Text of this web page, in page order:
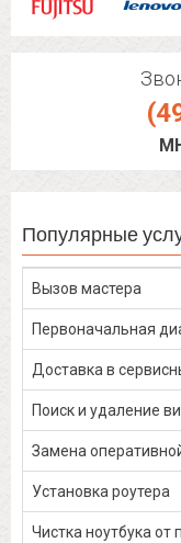
Популярные
Вызов мастера
Первоначальная
Доставка в
Поиск и удаление
Замена
Установка роутера
Чистка ноутбука от